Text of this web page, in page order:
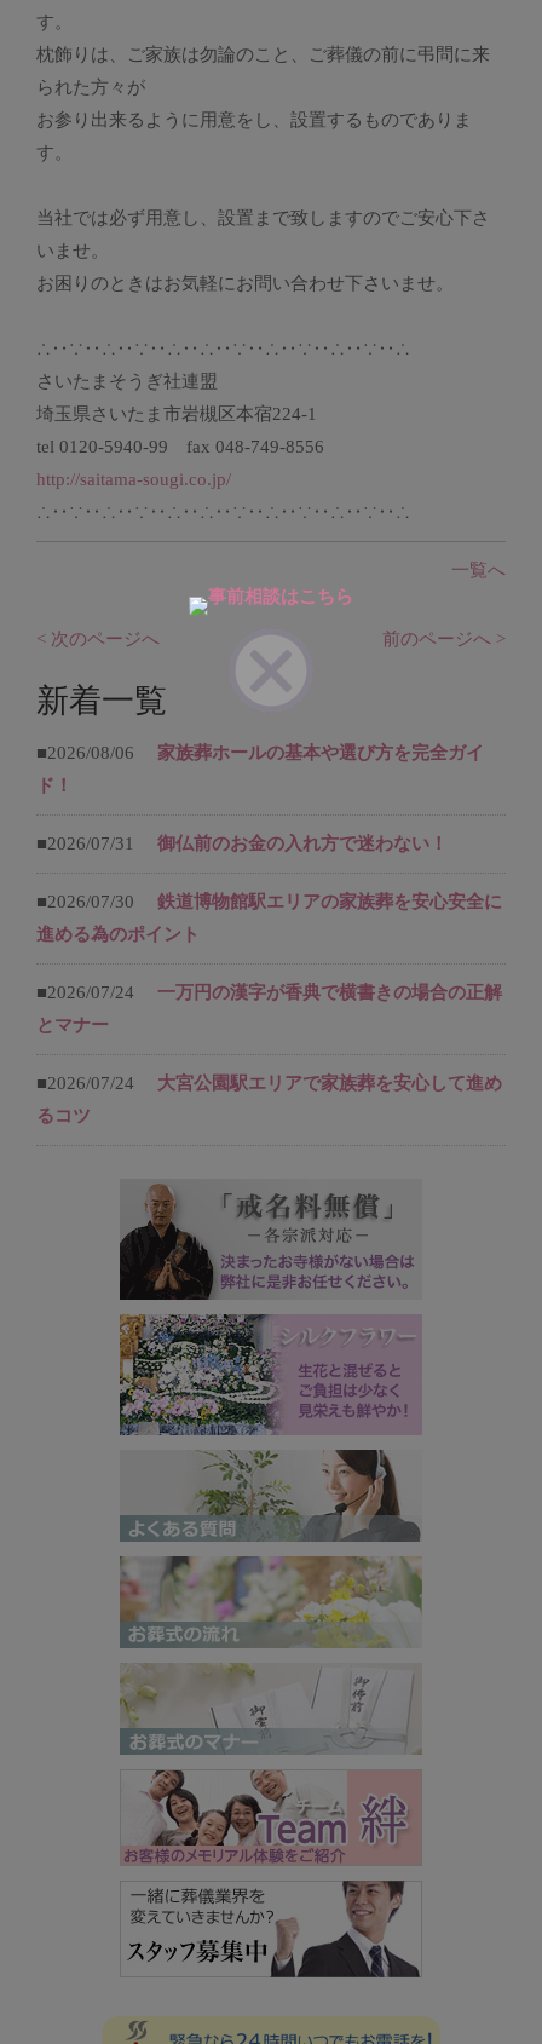
す。
枕飾りは、ご家族は勿論のこと、ご葬儀の前に弔問に来
られた方々が
お参り出来るように用意をし、設置するものでありま
す。
当社では必ず用意し、設置まで致しますのでご安心下さ
いませ。
お困りのときはお気軽にお問い合わせ下さいませ。
∴‥∵‥∴‥∵‥∴‥∴‥∵‥∴‥∵‥∴‥∵‥∴
さいたまそうぎ社連盟
埼玉県さいたま市岩槻区本宿224-1
tel 0120-5940-99 fax 048-749-8556
http://saitama-sougi.co.jp/
∴‥∵‥∴‥∵‥∴‥∴‥∵‥∴‥∵‥∴‥∵‥∴
一覧へ
< 次のページへ 前のページへ >
新着一覧
■2026/08/06
家族葬ホールの基本や選び方を完全ガイ
ド！
■2026/07/31 御仏前のお金の入れ方で迷わない！
■2026/07/30
鉄道博物館駅エリアの家族葬を安心安全に
進める為のポイント
■2026/07/24
一万円の漢字が香典で横書きの場合の正解
とマナー
■2026/07/24
大宮公園駅エリアで家族葬を安心して進め
るコツ